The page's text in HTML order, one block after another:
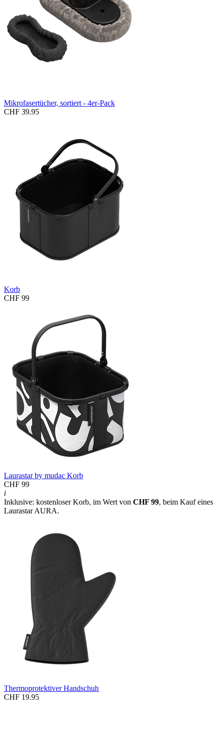
Mikrofasertücher, sortiert - 4er-Pack
CHF 39.95
Korb
CHF 99
Laurastar by mudac Korb
CHF 99
i
Inklusive: kostenloser Korb, im Wert von CHF 99, beim Kauf eines
Laurastar AURA.
Thermoprotektiver Handschuh
CHF 19.95